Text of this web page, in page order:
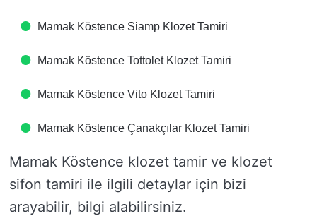
Mamak Köstence Siamp Klozet Tamiri
Mamak Köstence Tottolet Klozet Tamiri
Mamak Köstence Vito Klozet Tamiri
Mamak Köstence Çanakçılar Klozet Tamiri
Mamak Köstence klozet tamir ve klozet
sifon tamiri ile ilgili detaylar için bizi
arayabilir, bilgi alabilirsiniz.